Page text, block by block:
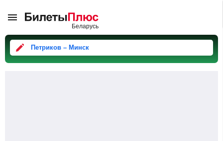
Петриков – Минск